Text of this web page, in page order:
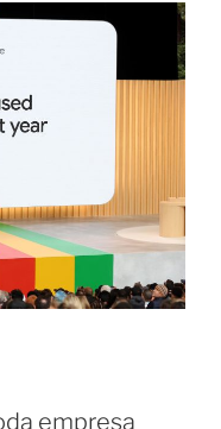
empresa